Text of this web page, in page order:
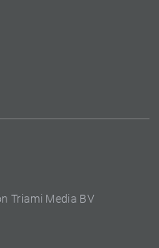
Triami Media BV